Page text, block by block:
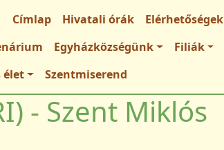
Címlap Hivatali órák
Elérhetőségek
Egyházközségünk
Filiák
élet
Szentmiserend
- Szent Miklós